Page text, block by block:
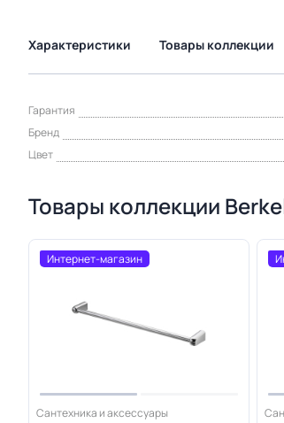
Характеристики Товары коллекции
Гарантия
Бренд
Цвет
Товары коллекции
Интернет-магазин
Сантехника и аксессуары